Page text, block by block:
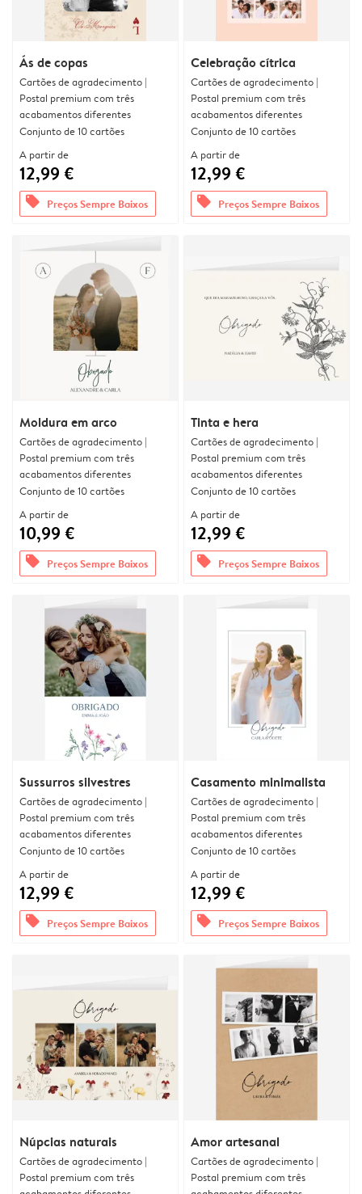
Ás de copas
Cartões de agradecimento |
Postal premium com três
acabamentos diferentes
Conjunto de 10 cartões
A partir de
12,99 €
offers Preços Sempre Baixos
Celebração cítrica
Cartões de agradecimento |
Postal premium com três
acabamentos diferentes
Conjunto de 10 cartões
A partir de
12,99 €
offers Preços Sempre Baixos
Moldura em arco
Cartões de agradecimento |
Postal premium com três
acabamentos diferentes
Conjunto de 10 cartões
A partir de
10,99 €
offers Preços Sempre Baixos
Tinta e hera
Cartões de agradecimento |
Postal premium com três
acabamentos diferentes
Conjunto de 10 cartões
A partir de
12,99 €
offers Preços Sempre Baixos
Sussurros silvestres
Cartões de agradecimento |
Postal premium com três
acabamentos diferentes
Conjunto de 10 cartões
A partir de
12,99 €
offers Preços Sempre Baixos
Casamento minimalista
Cartões de agradecimento |
Postal premium com três
acabamentos diferentes
Conjunto de 10 cartões
A partir de
12,99 €
offers Preços Sempre Baixos
Núpcias naturais
Cartões de agradecimento |
Postal premium com três
Amor artesanal
Cartões de agradecimento |
Postal premium com três